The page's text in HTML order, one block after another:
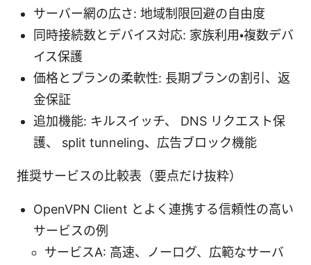
サーバー網の広さ: 地域制限回避の自由度
同時接続数とデバイス対応: 家族利用・複数デバ
イス保護
価格とプランの柔軟性: 長期プランの割引、返
金保証
追加機能: キルスイッチ、 DNS リクエスト保
護、 split tunneling、広告ブロック機能
推奨サービスの比較表（要点だけ抜粋）
OpenVPN Client とよく連携する信頼性の高い
サービスの例
サービスA: 高速、ノーログ、広範なサーバ